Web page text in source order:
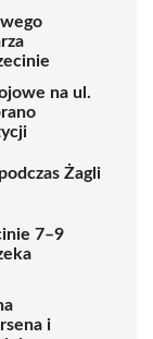
na ul.
Żagli
7–9
i